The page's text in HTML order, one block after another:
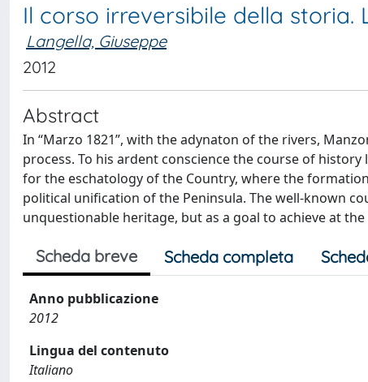
Il corso irreversibile della storia.
Langella, Giuseppe
2012
Abstract
In “Marzo 1821”, with the adynaton of the rivers,
process. To his ardent conscience the course of
for the eschatology of the Country, where the
political unification of the Peninsula. The well-known
unquestionable heritage, but as a goal to achieve at
Scheda breve Scheda completa
Anno pubblicazione
2012
Lingua del contenuto
Italiano